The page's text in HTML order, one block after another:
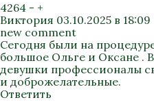
4264 - +
Виктория 03.10.2025 в 18:09
new comment
Сегодня были на
большое Ольге и Оксане .
девушки профессионалы
и доброжелательные.
Ответить